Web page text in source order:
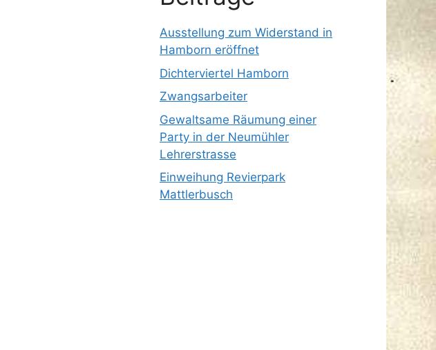
Ausstellung zum Widerstand in
Hamborn eröffnet
Dichterviertel Hamborn
Zwangsarbeiter
Gewaltsame Räumung einer
Party in der Neumühler
Lehrerstrasse
Einweihung Revierpark
Mattlerbusch